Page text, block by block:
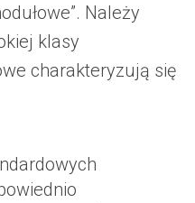
Należy
klasy
charakteryzują się